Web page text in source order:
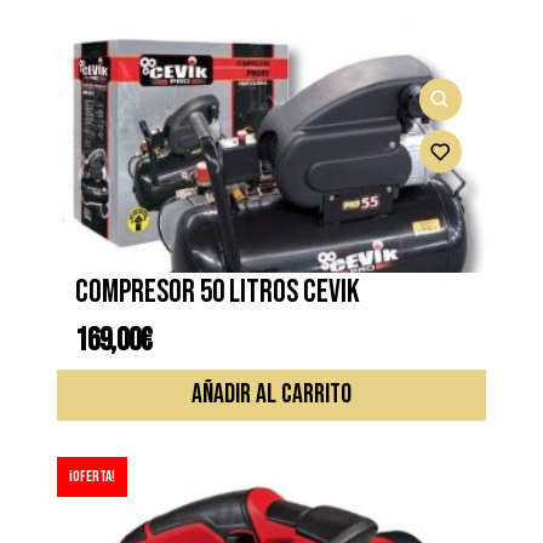
Compresor 50 litros CEVIK
169,00€
AÑADIR AL CARRITO
¡Oferta!